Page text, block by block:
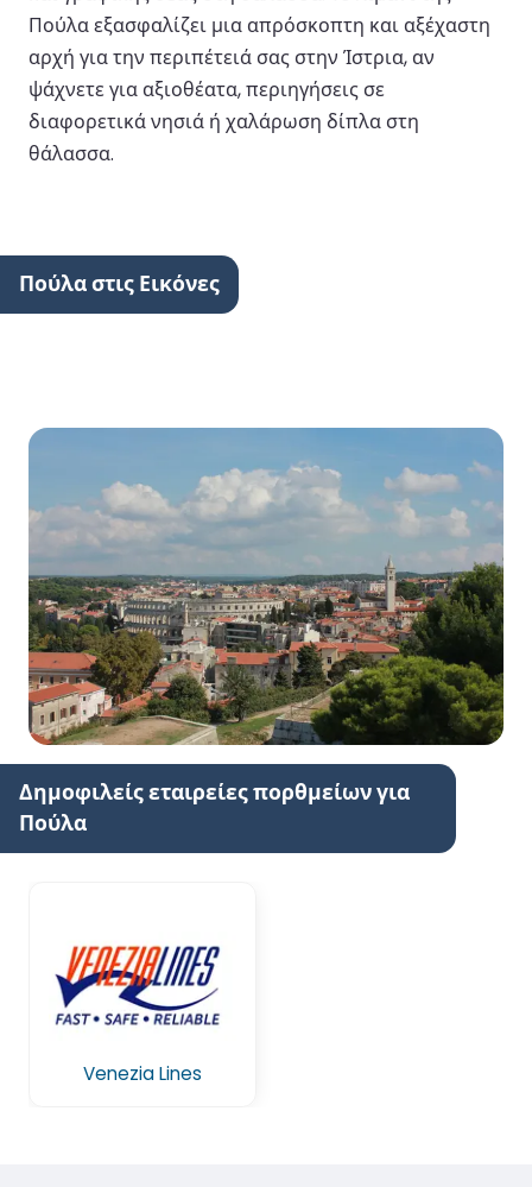
Πούλα εξασφαλίζει μια απρόσκοπτη και αξέχαστη
αρχή για την περιπέτειά σας στην Ίστρια, αν
ψάχνετε για αξιοθέατα, περιηγήσεις σε
διαφορετικά νησιά ή χαλάρωση δίπλα στη
θάλασσα.
Πούλα στις Εικόνες
Δημοφιλείς εταιρείες πορθμείων για
Πούλα
Venezia Lines